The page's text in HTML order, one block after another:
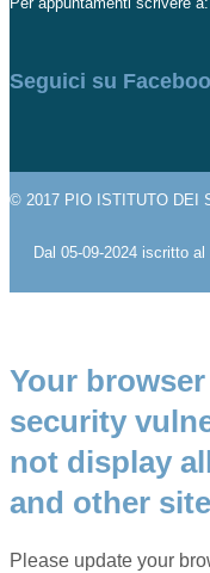
Seguici su
© 2017 PIO ISTITUTO DEI
Dal 05-09-2024 iscritto
Your
security
not display
and other
Please update your